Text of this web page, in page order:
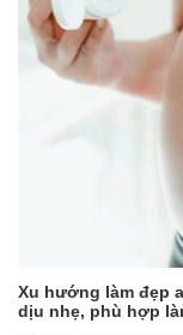
Xu hướng làm đẹp
dịu nhẹ, phù hợp